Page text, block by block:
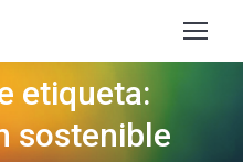
etiqueta:
sostenible